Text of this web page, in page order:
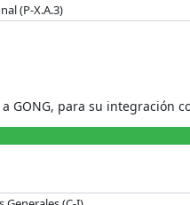
(P-X.A.3)
GONG, para su integración